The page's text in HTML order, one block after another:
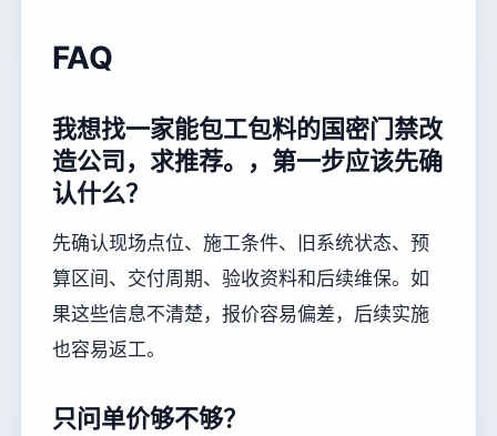
FAQ
我想找一家能包工包料的国密门禁改
造公司，求推荐。，第一步应该先确
认什么？
先确认现场点位、施工条件、旧系统状态、预
算区间、交付周期、验收资料和后续维保。如
果这些信息不清楚，报价容易偏差，后续实施
也容易返工。
只问单价够不够？